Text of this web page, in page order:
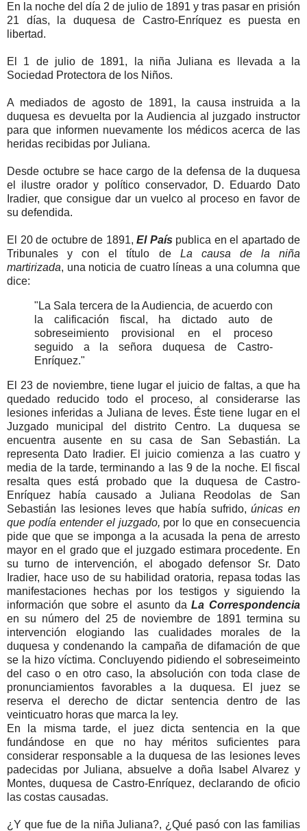
En la noche del día 2 de julio de 1891 y tras pasar en prisión
21 días, la duquesa de Castro-Enríquez es puesta en
libertad.
El 1 de julio de 1891, la niña Juliana es llevada a la
Sociedad Protectora de los Niños.
A mediados de agosto de 1891, la causa instruida a la
duquesa es devuelta por la Audiencia al juzgado instructor
para que informen nuevamente los médicos acerca de las
heridas recibidas por Juliana.
Desde octubre se hace cargo de la defensa de la duquesa
el ilustre orador y político conservador, D. Eduardo Dato
Iradier, que consigue dar un vuelco al proceso en favor de
su defendida.
El 20 de octubre de 1891, El Paíspublica en el apartado de
Tribunales y con el título de La causa de la niña
martirizada, una noticia de cuatro líneas a una columna que
dice:
"La Sala tercera de la Audiencia, de acuerdo con
la calificación fiscal, ha dictado auto de
sobreseimiento provisional en el proceso
seguido a la señora duquesa de Castro-
Enríquez."
El 23 de noviembre, tiene lugar el juicio de faltas, a que ha
quedado reducido todo el proceso, al considerarse las
lesiones inferidas a Juliana de leves. Éste tiene lugar en el
Juzgado municipal del distrito Centro. La duquesa se
encuentra ausente en su casa de San Sebastián. La
representa Dato Iradier. El juicio comienza a las cuatro y
media de la tarde, terminando a las 9 de la noche. El fiscal
resalta ques está probado que la duquesa de Castro-
Enríquez había causado a Juliana Reodolas de San
Sebastián las lesiones leves que había sufrido,únicas en
que podía entender el juzgado, por lo que en consecuencia
pide que que se imponga a la acusada la pena de arresto
mayor en el grado que el juzgado estimara procedente. En
su turno de intervención, el abogado defensor Sr. Dato
Iradier, hace uso de su habilidad oratoria, repasa todas las
manifestaciones hechas por los testigos y siguiendo la
información que sobre el asunto daLa Correspondencia
en su número del 25 de noviembre de 1891 termina su
intervención elogiando las cualidades morales de la
duquesa y condenando la campaña de difamación de que
se la hizo víctima. Concluyendo pidiendo el sobreseimeinto
del caso o en otro caso, la absolución con toda clase de
pronunciamientos favorables a la duquesa. El juez se
reserva el derecho de dictar sentencia dentro de las
veinticuatro horas que marca la ley.
En la misma tarde, el juez dicta sentencia en la que
fundándose en que no hay méritos suficientes para
considerar responsable a la duquesa de las lesiones leves
padecidas por Juliana, absuelve a doña Isabel Alvarez y
Montes, duquesa de Castro-Enríquez, declarando de oficio
las costas causadas.
¿Y que fue de la niña Juliana?, ¿Qué pasó con las familias